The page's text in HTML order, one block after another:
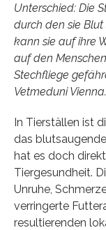
Unterschied: Die
durch den sie
kann sie auf ihre
auf den
Stechfliege
Vetmeduni Vienna.
In Tierställen ist
das
hat es doch
Tiergesundheit.
Unruhe,
verringerte
resultierenden